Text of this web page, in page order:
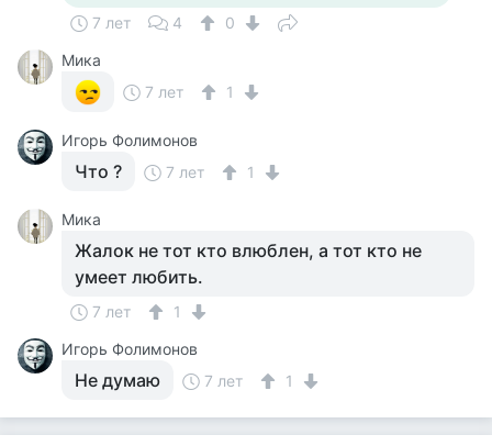
7 лет 4
0
Мика
7 лет
1
Игорь Фолимонов
Что ? 7 лет 1
Мика
Жалок не тот кто влюблен, а тот кто не
умеет любить.
7 лет
1
Игорь Фолимонов
Не думаю 7 лет 1